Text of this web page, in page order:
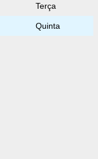
Terça
Quinta